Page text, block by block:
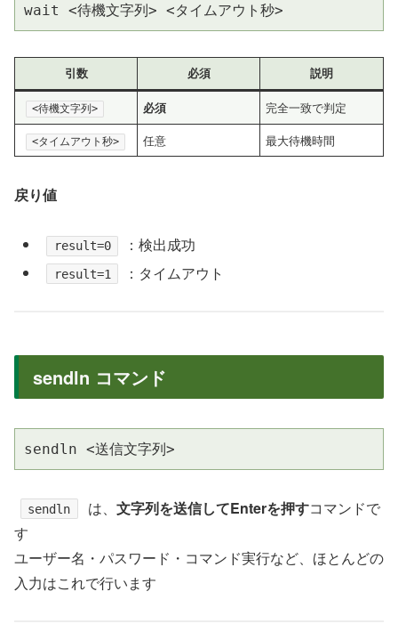
wait <待機文字列> <タイムアウト秒>
引数 必須 説明
<待機文字列> 必須 完全一致で判定
<タイムアウト秒> 任意 最大待機時間
戻り値
result=0 ：検出成功
result=1 ：タイムアウト
sendln コマンド
sendln <送信文字列>
sendln は、 文字列を送信してEnterを押すコマンドで
す
ユーザー名・パスワード・コマンド実行など、ほとんどの
入力はこれで行います